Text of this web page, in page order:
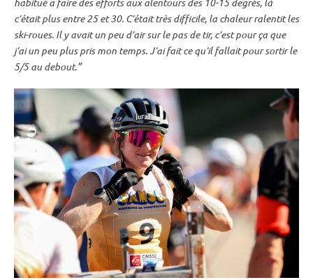
c’était plus entre 25 et 30. C’était très difficile, la chaleur ralentit les
ski-roues. Il y avait un peu d’air sur lepas de tir, c’est pour ça que
j’ai un peu plus pris mon temps. J’ai fait ce qu’il fallait pour sortir le
5/5 audebout.”